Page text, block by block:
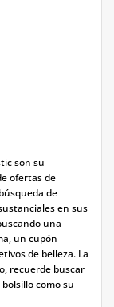
son su
ofertas de
de
en sus
una
un cupón
de belleza. La
recuerde buscar
como su